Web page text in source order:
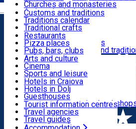
Română
Food & Drinks
Leisure & Fun
Accommodation
Useful
Churches and monasteries
Archaeological sites
Parks and gardens
Customs and traditions
Traditions calendar
Traditional crafts
Traditional cuisine
Wineries and vineyards
Local manufacturers and
Restaurants
Pizza places
Pubs, bars, clubs
Cafes and teahouses
Sweets and ice cream
Fast-food
Arts and culture
Cinema
Sports and leisure
Horse riding
Swimming pools
Zoo
Shopping, souvenirs,
Hotels in Craiova
Hotels in Dolj
Guesthouses
Villas
Motels
Hostels
Rooms for rent
Tourist information centres
Travel agencies
Travel guides
Airport transfer